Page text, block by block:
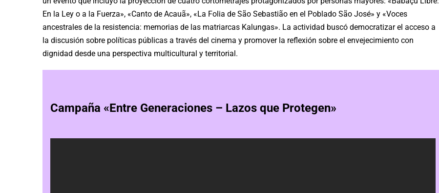
En la Ley o a la Fuerza», «Canto de Acauã», «La Folia de São Sebastião en el Poblado São José» y «Voces
ancestrales de la resistencia: memorias de las matriarcas Kalungas». La actividad buscó democratizar el acceso a
la discusión sobre políticas públicas a través del cinema y promover la reflexión sobre el envejecimiento con
dignidad desde una perspectiva multicultural y territorial.
Campaña «Entre Generaciones – Lazos que Protegen»